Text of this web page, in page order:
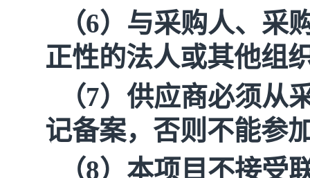
（6）与采购人、采
正性的法人或其他组
（7）供应商必须从
记备案，否则不能参
（8）本项目不接受